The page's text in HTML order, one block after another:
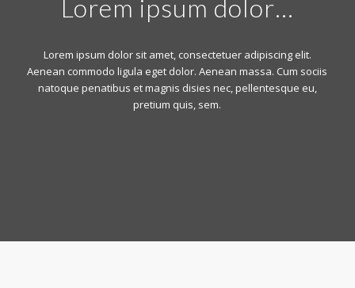
Lorem ipsum dolor…
Lorem ipsum dolor sit amet, consectetuer adipiscing elit.
Aenean commodo ligula eget dolor. Aenean massa. Cum sociis
natoque penatibus et magnis disies nec, pellentesque eu,
pretium quis, sem.